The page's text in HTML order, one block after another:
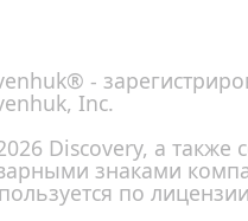
-
Inc.
Discovery, а также
знаками
по